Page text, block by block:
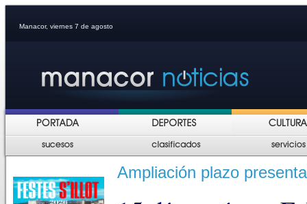
Manacor, viernes 7 de agosto
Ampliación plazo